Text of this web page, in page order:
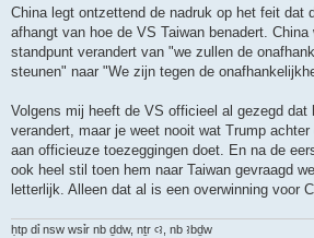
China legt ontzettend de nadruk op het feit dat
afhangt van hoe de VS Taiwan benadert.
standpunt verandert van "we zullen de
steunen" naar "We zijn tegen de
Volgens mij heeft de VS officieel al gezegd dat
verandert, maar je weet nooit wat Trump
aan officieuze toezeggingen doet. En na de
ook heel stil toen hem naar Taiwan gevraagd
letterlijk. Alleen dat al is een overwinning voor
ḥtp dỉ nsw wsỉr nb ḏdw, nṯr ꜥꜣ, nb ꜣbḏw